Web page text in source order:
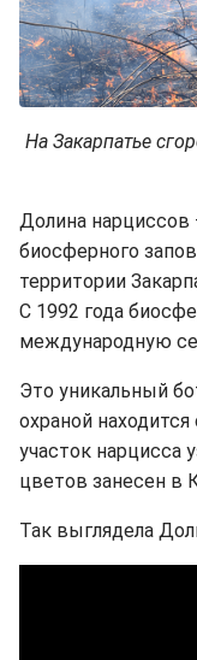
На Закарпатье
Долина нарциссов
биосферного
территории
С 1992 года
международную
Это уникальный
охраной
участок нарцисса
цветов занесен в
Так выглядела